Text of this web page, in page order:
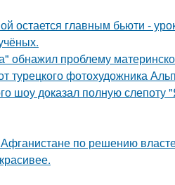
остается главным бьюти -
обнажил проблему
турецкого фотохудожника
шоу доказал полную слепоту
по решению